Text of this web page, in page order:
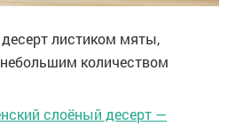
листиком мяты,
количеством
слоёный десерт —